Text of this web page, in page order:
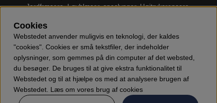
Jordfræsere, Løvblæser, sneslynger, Højtryksrensere,
Cookies
Webstedet anvender muligvis en teknologi, der kaldes
"cookies". Cookies er små tekstfiler, der indeholder
oplysninger, som gemmes på din computer af det websted,
du besøger. De bruges til at give ekstra funktionalitet til
Webstedet og til at hjælpe os med at analysere brugen af
Webstedet. Læs om vores brug af cookies